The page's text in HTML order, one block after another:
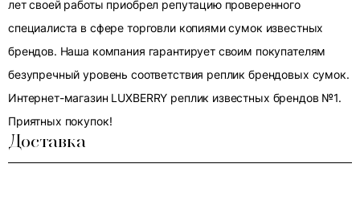
лет своей работы приобрел репутацию проверенного
специалиста в сфере торговли копиями сумок известных
брендов. Наша компания гарантирует своим покупателям
безупречный уровень соответствия реплик брендовых сумок.
Интернет-магазин LUXBERRY реплик известных брендов №1.
Приятных покупок!
Доставка